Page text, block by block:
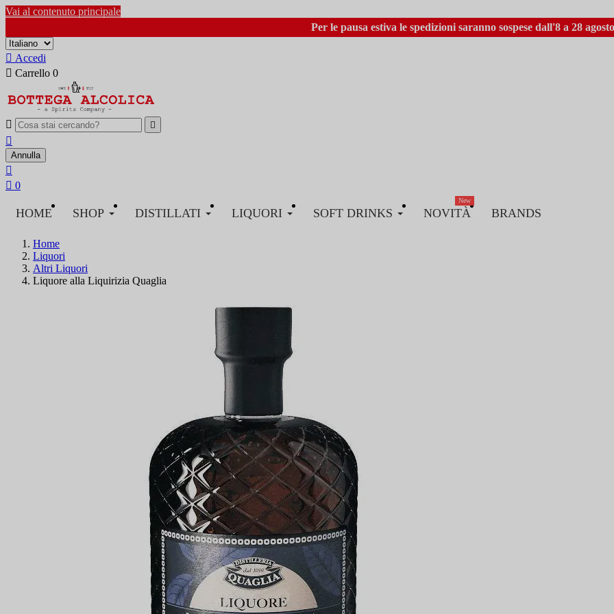
Vai al contenuto principale
Per le pausa estiva le spedizioni saranno sospese dall'8 a 28
 Accedi
 Carrello 0
 

Annulla

 0
HOME SHOP DISTILLATI LIQUORI SOFT DRINKS NOVITÀ
New
BRANDS
Home
Liquori
Altri Liquori
Liquore alla Liquirizia Quaglia